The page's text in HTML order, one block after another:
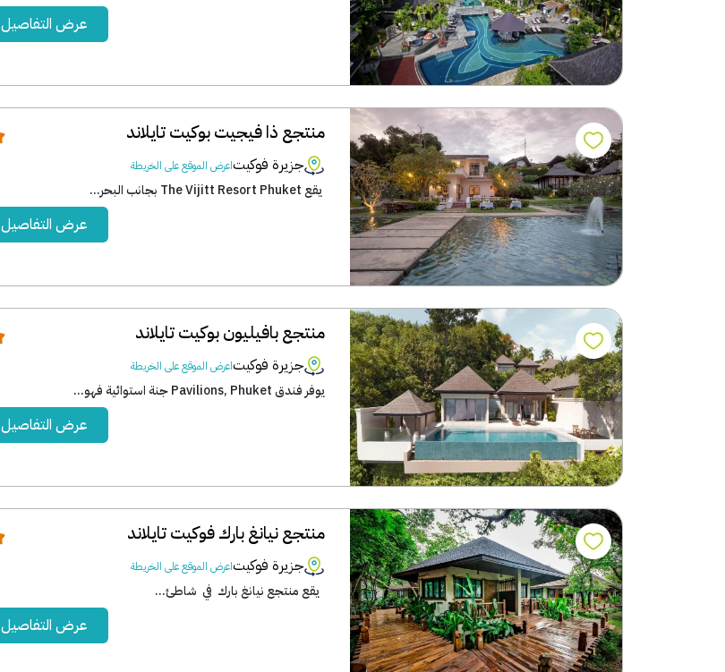
عرض التفاصيل
منتجع ذا فيجيت بوكيت تايلاند
جزيرة فوكيتاعرض الموقع على الخريطة
يقع The Vijitt Resort Phuket بجانب البحر...
عرض التفاصيل
منتجع بافيليون بوكيت تايلاند
جزيرة فوكيتاعرض الموقع على الخريطة
يوفر فندق Pavilions, Phuket جنة استوائية فهو...
عرض التفاصيل
منتجع نيانغ بارك فوكيت تايلاند
جزيرة فوكيتاعرض الموقع على الخريطة
يقع منتجع نيانغ بارك في شاطئ...
عرض التفاصيل